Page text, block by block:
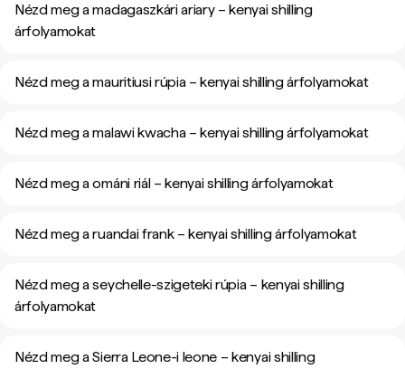
Nézd meg a madagaszkári ariary – kenyai shilling
árfolyamokat
Nézd meg a mauritiusi rúpia – kenyai shilling árfolyamokat
Nézd meg a malawi kwacha – kenyai shilling árfolyamokat
Nézd meg a ománi riál – kenyai shilling árfolyamokat
Nézd meg a ruandai frank – kenyai shilling árfolyamokat
Nézd meg a seychelle-szigeteki rúpia – kenyai shilling
árfolyamokat
Nézd meg a Sierra Leone-i leone – kenyai shilling